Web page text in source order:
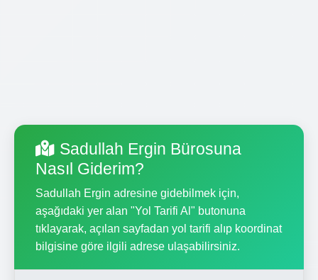
Sadullah Ergin Bürosuna
Nasıl Giderim?
Sadullah Ergin adresine gidebilmek için,
aşağıdaki yer alan "Yol Tarifi Al" butonuna
tıklayarak, açılan sayfadan yol tarifi alıp koordinat
bilgisine göre ilgili adrese ulaşabilirsiniz.